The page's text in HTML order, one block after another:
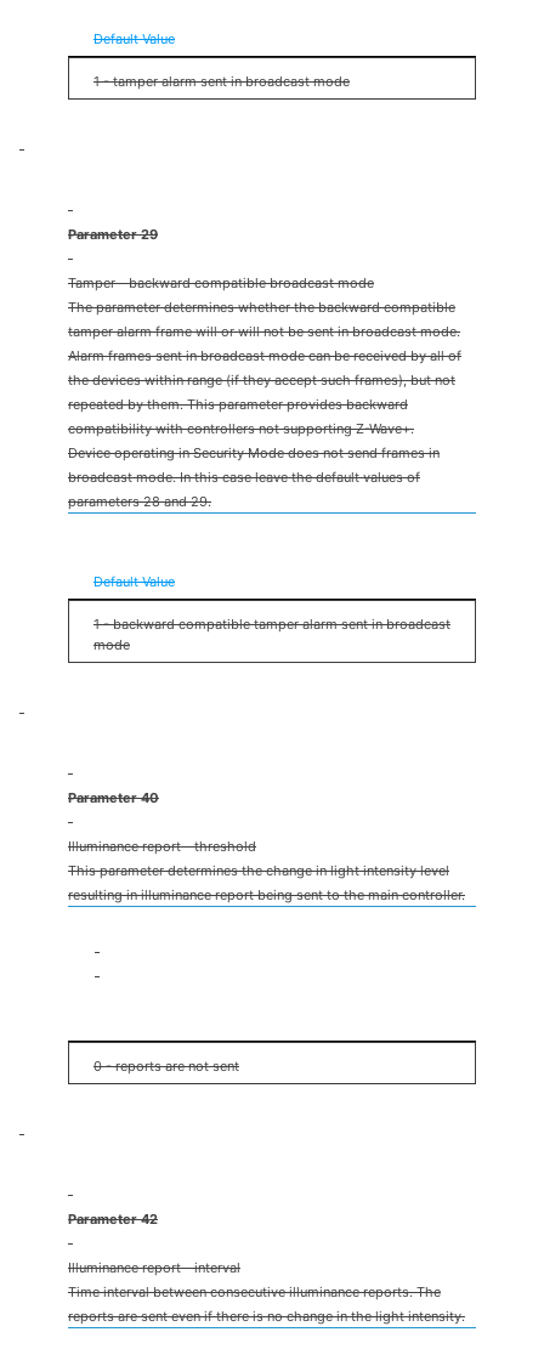
Default Value
1 - tamper alarm sent in broadcast mode
Parameter 29
Tamper - backward compatible broadcast mode
The parameter determines whether the backward compatible
tamper alarm frame will or will not be sent in broadcast mode.
Alarm frames sent in broadcast mode can be received by all of
the devices within range (if they accept such frames), but not
repeated by them. This parameter provides backward
compatibility with controllers not supporting Z-Wave+.
Device operating in Security Mode does not send frames in
broadcast mode. In this case leave the default values of
parameters 28 and 29.
Default Value
1 - backward compatible tamper alarm sent in broadcast
mode
Parameter 40
Illuminance report - threshold
This parameter determines the change in light intensity level
resulting in illuminance report being sent to the main controller.
0 - reports are not sent
Parameter 42
Illuminance report - interval
Time interval between consecutive illuminance reports. The
reports are sent even if there is no change in the light intensity.